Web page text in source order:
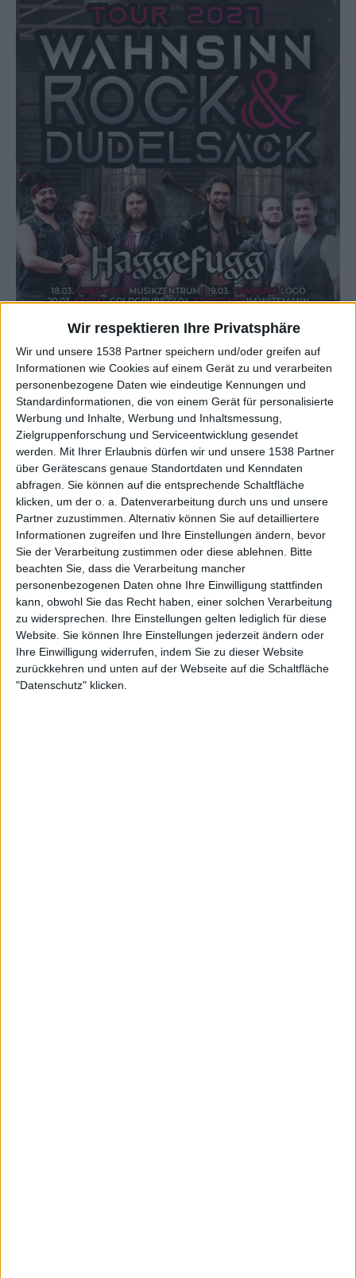
Wir respektieren Ihre Privatsphäre
Wir und unsere 1538 Partner speichern und/oder greifen auf
Informationen wie Cookies auf einem Gerät zu und verarbeiten
personenbezogene Daten wie eindeutige Kennungen und
Standardinformationen, die von einem Gerät für personalisierte
Werbung und Inhalte, Werbung und Inhaltsmessung,
Zielgruppenforschung und Serviceentwicklung gesendet
werden.
Mit Ihrer Erlaubnis dürfen wir und unsere 1538 Partner
über Gerätescans genaue Standortdaten und Kenndaten
abfragen. Sie können auf die entsprechende Schaltfläche
klicken, um der o. a. Datenverarbeitung durch uns und unsere
Partner zuzustimmen. Alternativ können Sie auf detailliertere
Informationen zugreifen und Ihre Einstellungen ändern, bevor
Sie der Verarbeitung zustimmen oder diese ablehnen.
Bitte
beachten Sie, dass die Verarbeitung mancher
personenbezogenen Daten ohne Ihre Einwilligung stattfinden
kann, obwohl Sie das Recht haben, einer solchen Verarbeitung
zu widersprechen. Ihre Einstellungen gelten lediglich für diese
Website. Sie können Ihre Einstellungen jederzeit ändern oder
Ihre Einwilligung widerrufen, indem Sie zu dieser Website
zurückkehren und unten auf der Webseite auf die Schaltfläche
"Datenschutz" klicken.
Haggefugg(Headliner)
Haggefugg - Wahnsinn, Rock und Dudelsack!-
Tour 2027 Tourdaten
18.03.27
19.03.27
Logo, Hamburg
Haggefugg
20.03.27
Goldgrube, Kassel
Haggefugg
01.04.27
Im Wizemann, Stuttgart
Haggefugg
02.04.27
Der Hirsch, Nürnberg
Haggefugg